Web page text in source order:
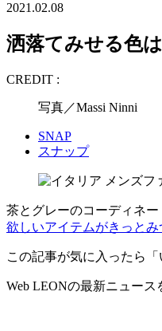
2021.02.08
洒落てみせる色
CREDIT :
写真／Massi Ninni
SNAP
スナップ
茶とグレーのコーディネ
欲しいアイテムがきっと
この記事が気に入ったら「
Web LEONの最新ニュース